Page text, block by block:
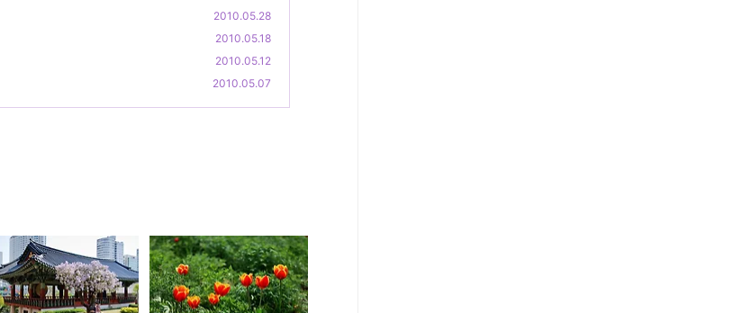
2010.05.28
2010.05.18
2010.05.12
2010.05.07